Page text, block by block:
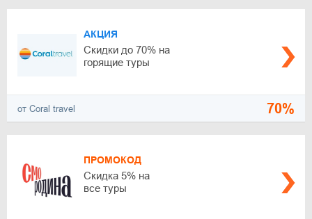
АКЦИЯ
Скидки до 70% на
горящие туры
от Coral travel 70%
ПРОМОКОД
Скидка 5% на
все туры